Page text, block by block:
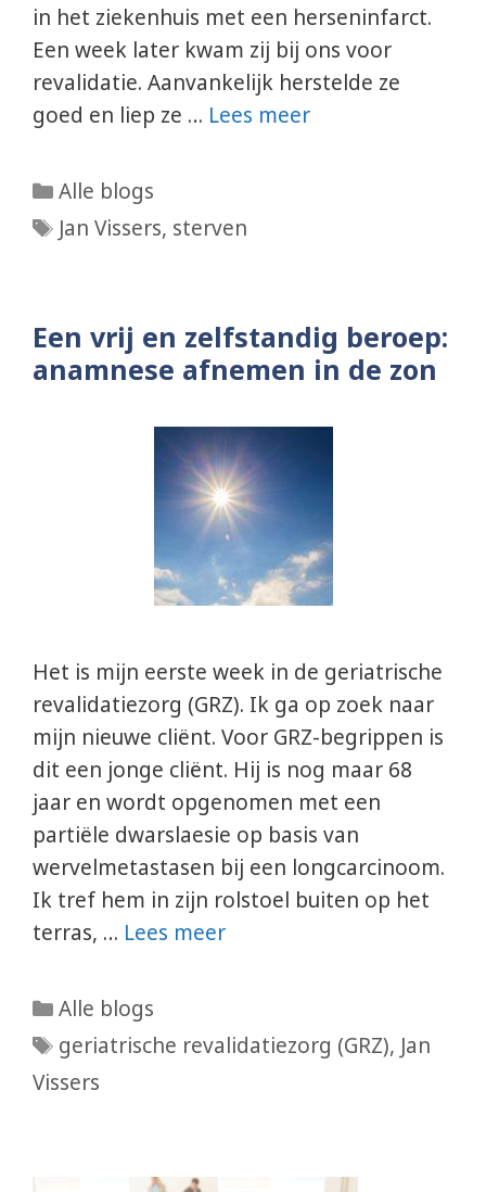
in het ziekenhuis met een herseninfarct.
Een week later kwam zij bij ons voor
revalidatie. Aanvankelijk herstelde ze
goed en liep ze … Lees meer
Categorieën
Alle blogs
Tags
Jan Vissers, sterven
Een vrij en zelfstandig beroep:
anamnese afnemen in de zon
Het is mijn eerste week in de geriatrische
revalidatiezorg (GRZ). Ik ga op zoek naar
mijn nieuwe cliënt. Voor GRZ-begrippen is
dit een jonge cliënt. Hij is nog maar 68
jaar en wordt opgenomen met een
partiële dwarslaesie op basis van
wervelmetastasen bij een longcarcinoom.
Ik tref hem in zijn rolstoel buiten op het
terras, … Lees meer
Categorieën
Alle blogs
Tags
geriatrische revalidatiezorg (GRZ), Jan
Vissers